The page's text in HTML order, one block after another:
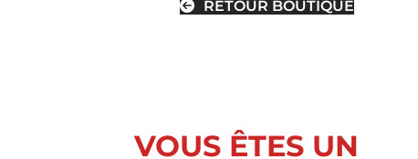
RETOUR BOUTIQUE
VOUS ÊTES UN